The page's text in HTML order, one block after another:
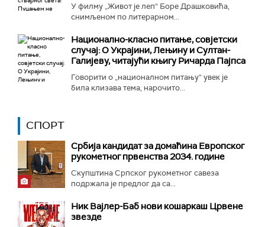
У филму „Живот је леп“ Боре Драшковића,
снимљеном по литерарном...
Национално-класнo питање, совјетски
случај: О Украјини, Лењину и Султан-
Галијеву, читајући књигу Ричарда Пајпса
Говорити о „националном питању“ увек је
била клизава тема, нарочито...
СПОРТ
Србија кандидат за домаћина Европског
рукометног првенства 2034. године
Скупштина Српског рукометног савеза
подржала је предлог да са...
Ник Вајлер-Баб нови кошаркаш Црвене
звезде